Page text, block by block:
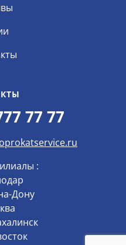
77 77
:
Дону